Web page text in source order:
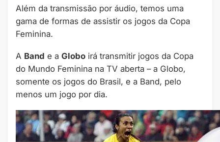
Além da transmissão por áudio, temos uma
gama de formas de assistir os jogos da Copa
Feminina.
A Band e a Globo irá transmitir jogos da Copa
do Mundo Feminina na TV aberta – a Globo,
somente os jogos do Brasil, e a Band, pelo
menos um jogo por dia.